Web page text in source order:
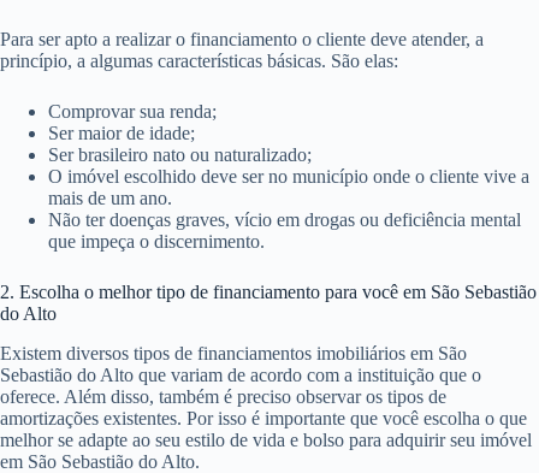
Para ser apto a realizar o financiamento o cliente deve atender, a
princípio, a algumas características básicas. São elas:
Comprovar sua renda;
Ser maior de idade;
Ser brasileiro nato ou naturalizado;
O imóvel escolhido deve ser no município onde o cliente vive a
mais de um ano.
Não ter doenças graves, vício em drogas ou deficiência mental
que impeça o discernimento.
2. Escolha o melhor tipo de financiamento para você em São Sebastião
do Alto
Existem diversos tipos de financiamentos imobiliários em São
Sebastião do Alto que variam de acordo com a instituição que o
oferece. Além disso, também é preciso observar os tipos de
amortizações existentes. Por isso é importante que você escolha o que
melhor se adapte ao seu estilo de vida e bolso para adquirir seu imóvel
em São Sebastião do Alto.